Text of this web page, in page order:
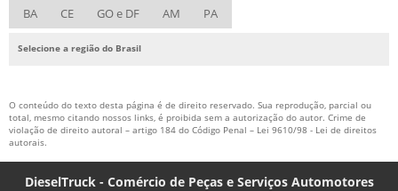
REPARO INJETOR COMMON RAIL
SISTEMA COMMON RAIL DE INJEÇÃO DIESEL
TURBO ALIMENTADOR
BA
CE GO e DF AM PA
Selecione a região do Brasil
O conteúdo do texto desta página é de direito reservado. Sua reprodução, parcial ou
total, mesmo citando nossos links, é proibida sem a autorização do autor. Crime de
violação de direito autoral – artigo 184 do Código Penal – Lei 9610/98 - Lei de direitos
autorais.
DieselTruck - Comércio de Peças e Serviços Automotores